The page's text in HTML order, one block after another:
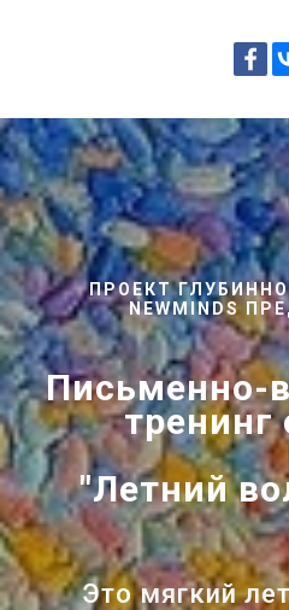
ПРОЕКТ
NEWMINDS
Письменно-
тренинг
"Летний
Это мягкий